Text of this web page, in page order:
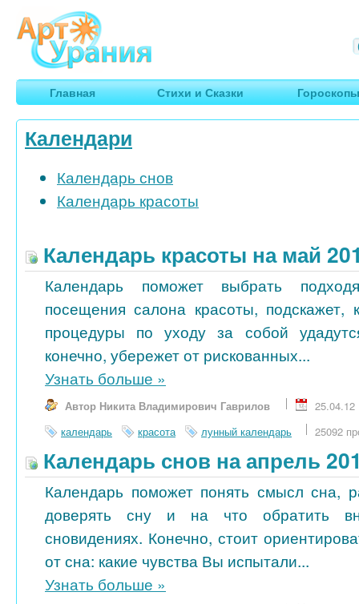
АртУрания
Умные гороскопы, творчество, путешествия
Главная Стихи и Сказки Гороскопы
Календари
Календарь снов
Календарь красоты
Календарь красоты на май
Календарь поможет выбрать
посещения салона красоты, подскажет,
процедуры по уходу за собой
конечно, убережет от рискованных...
Узнать больше »
Автор Никита Владимирович Гаврилов
25.04.12
календарь
красота лунный календарь 25092
Календарь снов на апрель
Календарь поможет понять смысл сна,
доверять сну и на что обратить
сновидениях. Конечно, стоит
от сна: какие чувства Вы испытали...
Узнать больше »